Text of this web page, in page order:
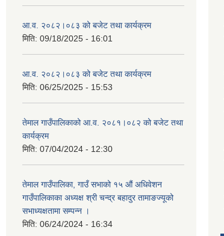
आ.व. २०८२।०८३ को बजेट तथा कार्यक्रम
मिति: 09/18/2025 - 16:01
आ.व. २०८२।०८३ को बजेट तथा कार्यक्रम
मिति: 06/25/2025 - 15:53
तेमाल गाउँपालिकाको आ.व. २०८१।०८२ को बजेट तथा
कार्यक्रम
मिति: 07/04/2024 - 12:30
तेमाल गाउँपालिका, गाउँ सभाको १५ औं अधिवेशन
गाउँपालिकाका अध्यक्ष श्री चन्द्र बहादुर तामाङज्यूको
सभाध्यक्षतामा सम्पन्न ।
मिति: 06/24/2024 - 16:34